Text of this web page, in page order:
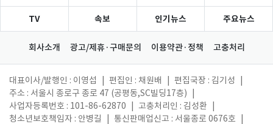
TV 속보 인기뉴스 주요뉴스
회사소개 광고/제휴·구매문의 이용약관·정책 고충처리
대표이사/발행인 : 이영섭 편집인 : 채원배 편집국장 : 김기성
주소 : 서울시 종로구 종로 47 (공평동,SC빌딩17층)
사업자등록번호 : 101-86-62870
고충처리인 : 김성환
청소년보호책임자 : 안병길
통신판매업신고 : 서울종로 0676호